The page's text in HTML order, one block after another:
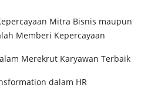
Mitra Bisnis maupun
Memberi Kepercayaan
Merekrut Karyawan Terbaik
dalam HR